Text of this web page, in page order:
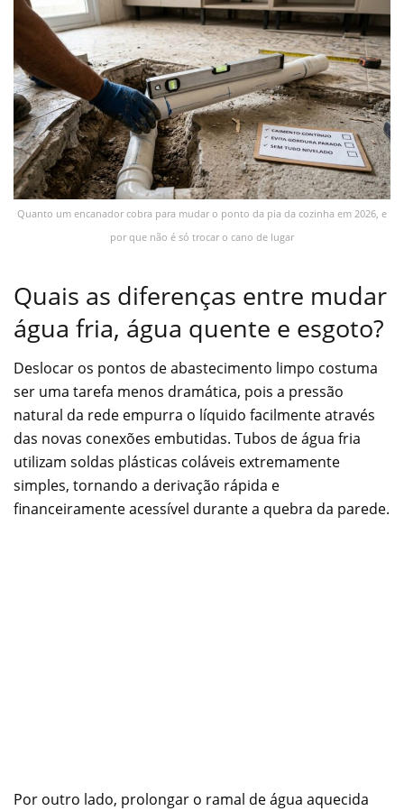
Quanto um encanador cobra para mudar o ponto da pia da cozinha em 2026, e
por que não é só trocar o cano de lugar
Quais as diferenças entre mudar
água fria, água quente e esgoto?
Deslocar os pontos de abastecimento limpo costuma
ser uma tarefa menos dramática, pois a pressão
natural da rede empurra o líquido facilmente através
das novas conexões embutidas. Tubos de água fria
utilizam soldas plásticas coláveis extremamente
simples, tornando a derivação rápida e
financeiramente acessível durante a quebra da parede.
Por outro lado, prolongar o ramal de água aquecida